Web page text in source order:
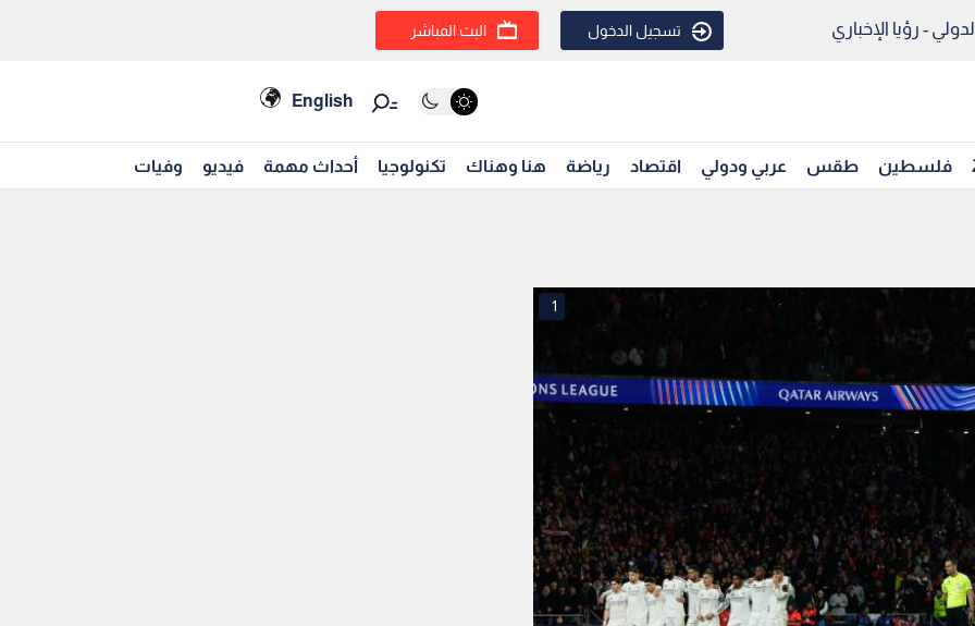
- رؤيا الإخباري تسجيل الدخول البث المباشر
English
فلسطين طقس عربي ودولي اقتصاد رياضة هنا وهناك تكنولوجيا أحداث مهمة فيديو وفيات
1